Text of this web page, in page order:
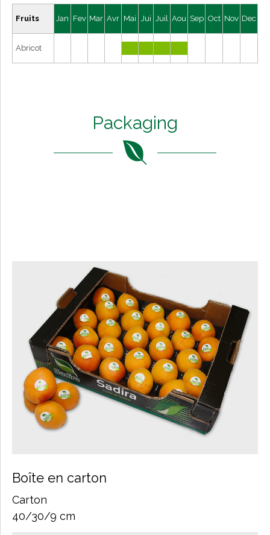
Fruits Jan Fev Mar Avr Mai Jui Juil Aou Sep Oct Nov Dec
Abricot
Packaging
Boîte en carton
Carton
40/30/9 cm